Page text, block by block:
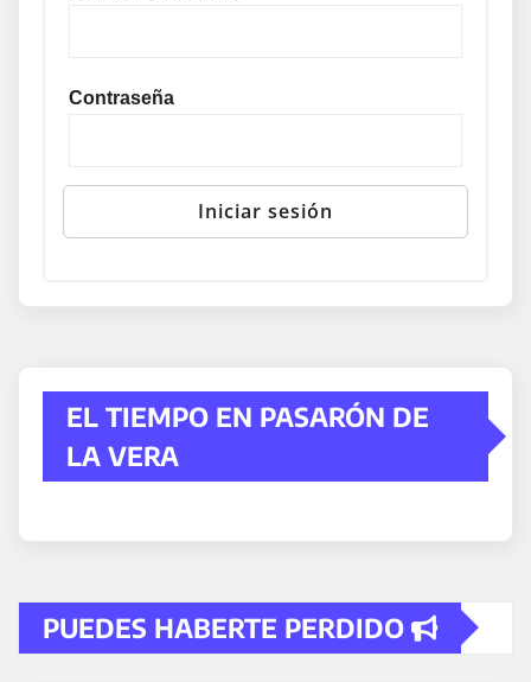
Contraseña
EL TIEMPO EN PASARÓN DE
LA VERA
PUEDES HABERTE PERDIDO